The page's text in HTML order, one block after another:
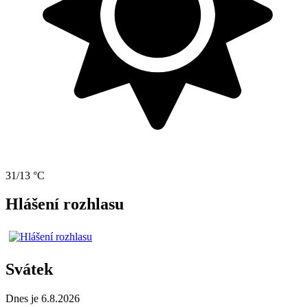
31/13 °C
Hlášení rozhlasu
Svátek
Dnes je 6.8.2026